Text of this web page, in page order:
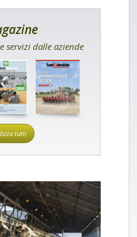
servizi dalle aziende
tutti